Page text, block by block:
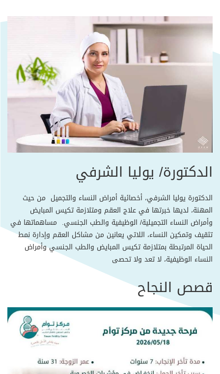
الدكتورة/ يوليا الشرفي
الدكتورة يوليا الشرفي، أخصائية أمراض النساء والتجميل من حيث
المهنة، لديها خبرتها في علاج العقم ومتلازمة تكيس المبايض
وأمراض النساء التجميلية/ الوظيفية والطب الجنسي. مساهماتها في
تثقيف وتمكين النساء، اللاتي يعانين من مشاكل العقم وإدارة نمط
الحياة المرتبطة بمتلازمة تكيس المبايض والطب الجنسي وأمراض
النساء الوظيفية، لا تعد ولا تحصى
قصص النجاح